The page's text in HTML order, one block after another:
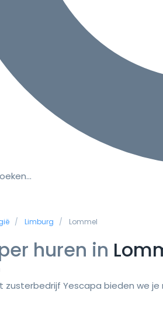
Limburg Lommel
huren in
zusterbedrijf Yescapa bieden we